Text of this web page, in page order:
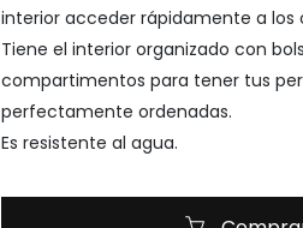
interior acceder rápidamente a los
Tiene el interior organizado con
compartimentos para tener tus
perfectamente ordenadas.
Es resistente al agua.